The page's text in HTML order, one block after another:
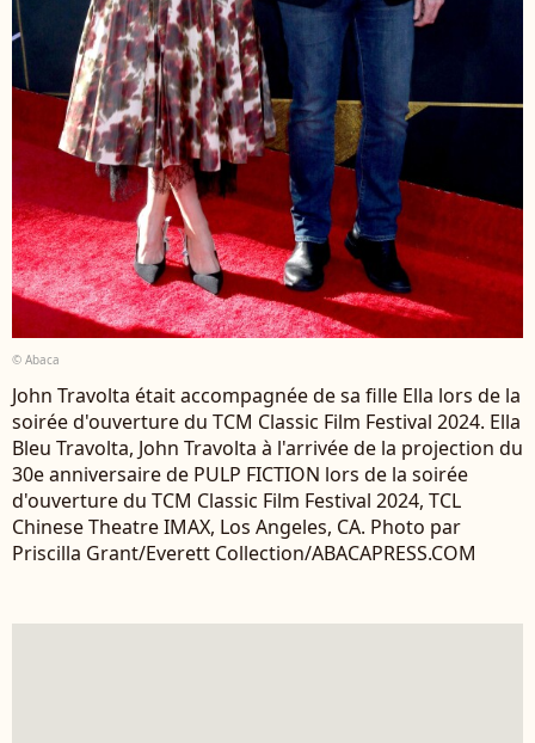
© Abaca
John Travolta était accompagnée de sa fille Ella lors de la
soirée d'ouverture du TCM Classic Film Festival 2024. Ella
Bleu Travolta, John Travolta à l'arrivée de la projection du
30e anniversaire de PULP FICTION lors de la soirée
d'ouverture du TCM Classic Film Festival 2024, TCL
Chinese Theatre IMAX, Los Angeles, CA. Photo par
Priscilla Grant/Everett Collection/ABACAPRESS.COM